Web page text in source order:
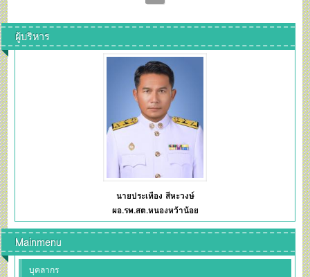
ผู้บริหาร
นายประเทือง สีหะวงษ์
ผอ.รพ.สต.หนองหว้าน้อย
Mainmenu
บุคลากร